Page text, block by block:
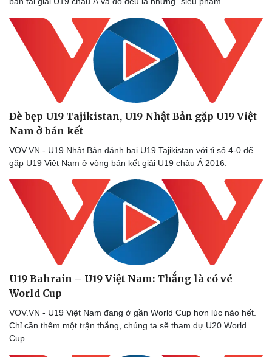
Đè bẹp U19 Tajikistan, U19 Nhật Bản gặp U19 Việt
Nam ở bán kết
VOV.VN - U19 Nhật Bản đánh bại U19 Tajikistan với tỉ số 4-0 để
gặp U19 Việt Nam ở vòng bán kết giải U19 châu Á 2016.
U19 Bahrain – U19 Việt Nam: Thắng là có vé
World Cup
VOV.VN - U19 Việt Nam đang ở gần World Cup hơn lúc nào hết.
Chỉ cần thêm một trận thắng, chúng ta sẽ tham dự U20 World
Cup.